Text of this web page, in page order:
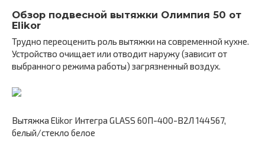
Обзор подвесной вытяжки Олимпия 50 от
Elikor
Трудно переоценить роль вытяжки на современной кухне.
Устройство очищает или отводит наружу (зависит от
выбранного режима работы) загрязненный воздух.
Вытяжка Elikor Интегра GLASS 60П-400-В2Л 144567,
белый/стекло белое